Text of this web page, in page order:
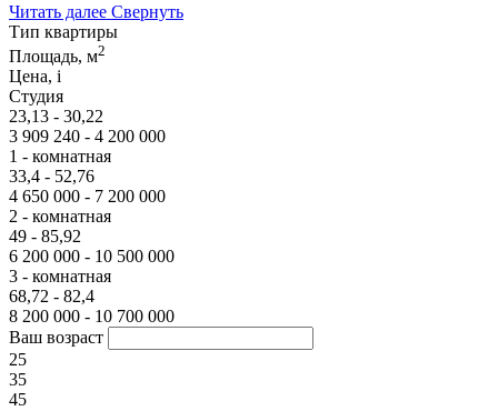
Читать далее Свернуть
Тип квартиры
Площадь, м2
Цена, i
Студия
23,13 - 30,22
3 909 240 - 4 200 000
1 - комнатная
33,4 - 52,76
4 650 000 - 7 200 000
2 - комнатная
49 - 85,92
6 200 000 - 10 500 000
3 - комнатная
68,72 - 82,4
8 200 000 - 10 700 000
Ваш возраст
25
35
45